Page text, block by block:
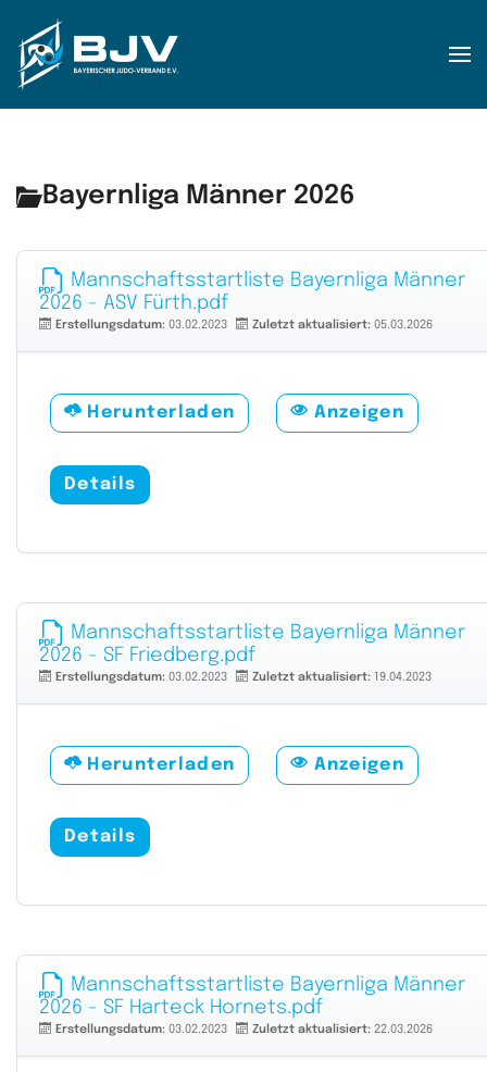
Zum Hauptinhalt springen
Bayernliga Männer 2026
Mannschaftsstartliste Bayernliga Männer
2026 - ASV Fürth.pdf
Erstellungsdatum: 03.02.2023 Zuletzt aktualisiert: 05.03.2026
Herunterladen Anzeigen
Details
Mannschaftsstartliste Bayernliga Männer
2026 - SF Friedberg.pdf
Erstellungsdatum: 03.02.2023 Zuletzt aktualisiert: 19.04.2023
Herunterladen Anzeigen
Details
Mannschaftsstartliste Bayernliga Männer
2026 - SF Harteck Hornets.pdf
Erstellungsdatum: 03.02.2023 Zuletzt aktualisiert: 22.03.2026